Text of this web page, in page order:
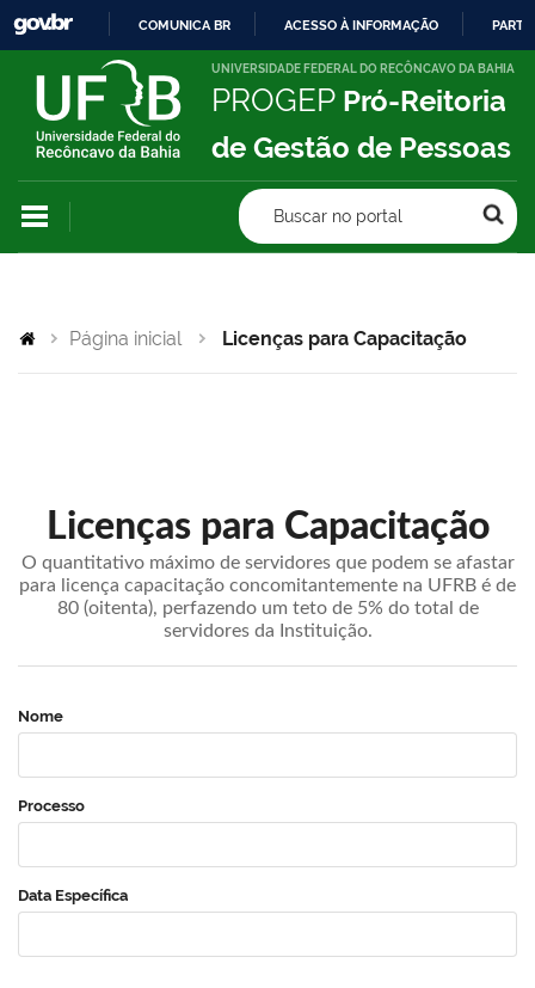
IR
PARA
CONTEÚDO
COMUNICA BR ACESSO À INFORMAÇÃO
UNIVERSIDADE FEDERAL DO RECÔNCAVO DA BAHIA
PROGEP Pró-Reitoria
de Gestão de Pessoas
Buscar no portal
Página inicial Licenças para Capacitação
Licenças para Capacitação
O quantitativo máximo de servidores que podem se afastar
para licença capacitação concomitantemente na UFRB é de
80 (oitenta), perfazendo um teto de 5% do total de
servidores da Instituição.
Nome
Processo
Data Específica